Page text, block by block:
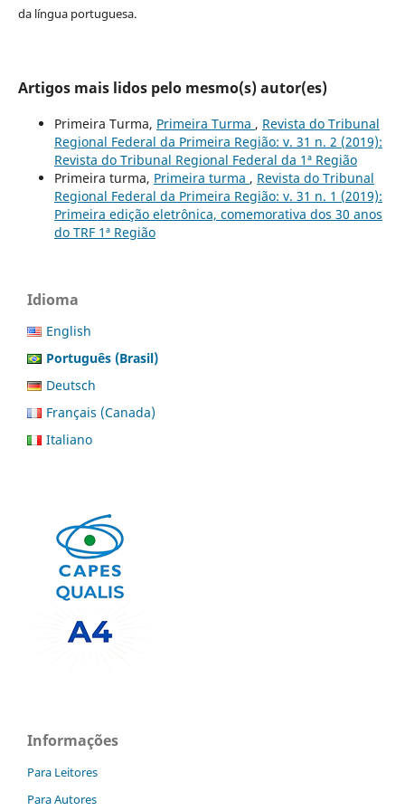
da língua portuguesa.
Artigos mais lidos pelo mesmo(s) autor(es)
Primeira Turma, Primeira Turma , Revista do Tribunal
Regional Federal da Primeira Região: v. 31 n. 2 (2019):
Revista do Tribunal Regional Federal da 1ª Região
Primeira turma, Primeira turma , Revista do Tribunal
Regional Federal da Primeira Região: v. 31 n. 1 (2019):
Primeira edição eletrônica, comemorativa dos 30 anos
do TRF 1ª Região
Idioma
English
Português (Brasil)
Deutsch
Français (Canada)
Italiano
Informações
Para Leitores
Para Autores